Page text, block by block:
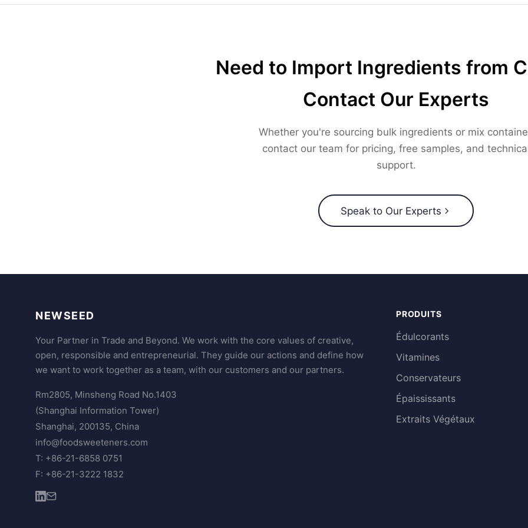
Need to Import Ingredients from
Contact Our Experts
Whether you're sourcing bulk ingredients or mix
contact our team for pricing, free samples, and
support.
Speak to Our Experts
NEWSEED
Your Partner in Trade and Beyond. We work with the core values of creative,
open, responsible and entrepreneurial. They guide our actions and define how
we want to work together as a team, with our customers and our partners.
Rm2805, Minsheng Road No.1403
(Shanghai Information Tower)
Shanghai, 200135, China
info@foodsweeteners.com
T: +86-21-6858 0751
F: +86-21-3222 1832
PRODUITS
Édulcorants
Vitamines
Conservateurs
Épaississants
Extraits Végétaux